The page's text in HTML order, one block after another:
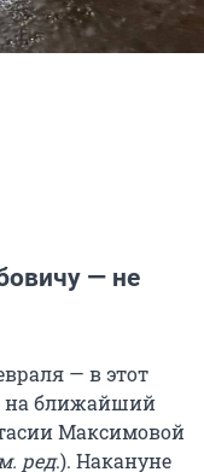
— не
— в этот
на ближайший
Максимовой
ред.). Накануне